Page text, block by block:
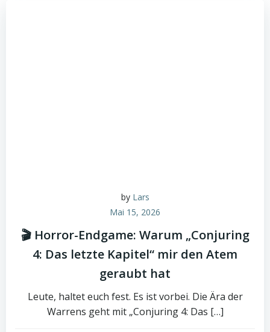
by Lars
Mai 15, 2026
🎬 Horror-Endgame: Warum „Conjuring
4: Das letzte Kapitel“ mir den Atem
geraubt hat
Leute, haltet euch fest. Es ist vorbei. Die Ära der
Warrens geht mit „Conjuring 4: Das […]